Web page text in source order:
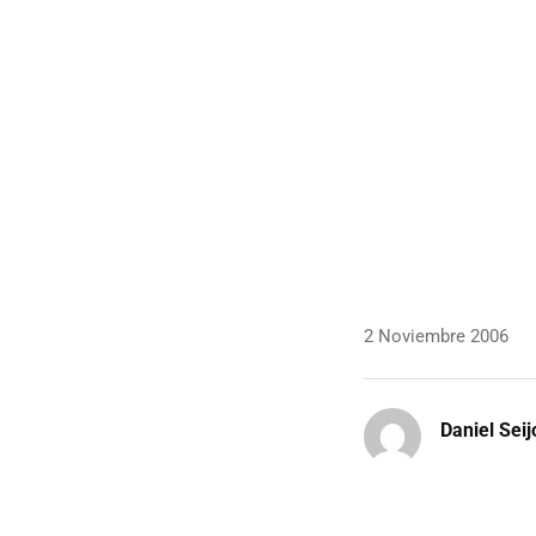
2 Noviembre 2006
Daniel